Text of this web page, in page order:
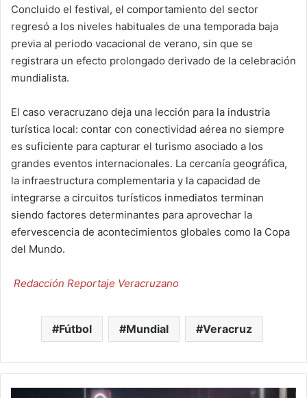
Concluido el festival, el comportamiento del sector
regresó a los niveles habituales de una temporada baja
previa al periodo vacacional de verano, sin que se
registrara un efecto prolongado derivado de la celebración
mundialista.
El caso veracruzano deja una lección para la industria
turística local: contar con conectividad aérea no siempre
es suficiente para capturar el turismo asociado a los
grandes eventos internacionales. La cercanía geográfica,
la infraestructura complementaria y la capacidad de
integrarse a circuitos turísticos inmediatos terminan
siendo factores determinantes para aprovechar la
efervescencia de acontecimientos globales como la Copa
del Mundo.
Redacción Reportaje Veracruzano
Fútbol Mundial Veracruz